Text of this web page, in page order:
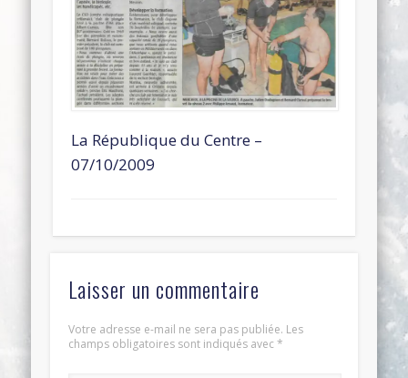
La République du Centre –
07/10/2009
Laisser un commentaire
Votre adresse e-mail ne sera pas publiée. Les
champs obligatoires sont indiqués avec*